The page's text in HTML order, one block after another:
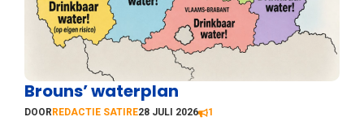
Brouns’ waterplan
DOOR REDACTIE SATIRE28 JULI 2026 1